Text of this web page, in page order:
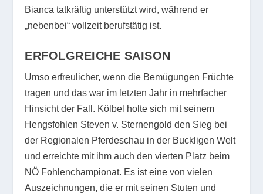
Bianca tatkräftig unterstützt wird, während er
„nebenbei“ vollzeit berufstätig ist.
ERFOLGREICHE SAISON
Umso erfreulicher, wenn die Bemügungen Früchte
tragen und das war im letzten Jahr in mehrfacher
Hinsicht der Fall. Kölbel holte sich mit seinem
Hengsfohlen Steven v. Sternengold den Sieg bei
der Regionalen Pferdeschau in der Buckligen Welt
und erreichte mit ihm auch den vierten Platz beim
NÖ Fohlenchampionat. Es ist eine von vielen
Auszeichnungen, die er mit seinen Stuten und